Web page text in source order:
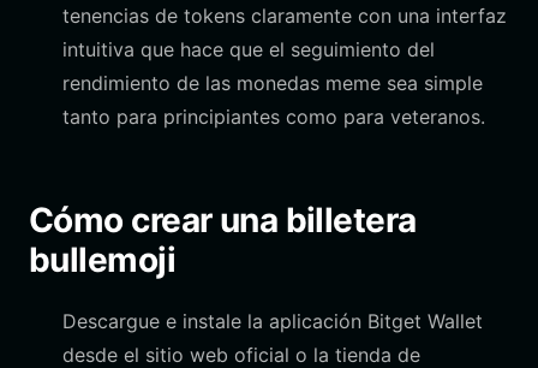
tenencias de tokens claramente con una interfaz
intuitiva que hace que el seguimiento del
rendimiento de las monedas meme sea simple
tanto para principiantes como para veteranos.
Cómo crear una billetera
bullemoji
Descargue e instale la aplicación Bitget Wallet
desde el sitio web oficial o la tienda de